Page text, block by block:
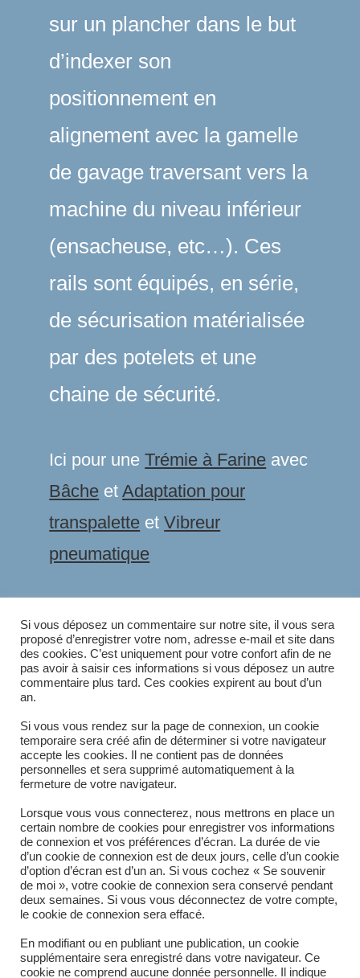
sur un plancher dans le but
d’indexer son
positionnement en
alignement avec la gamelle
de gavage traversant vers la
machine du niveau inférieur
(ensacheuse, etc…). Ces
rails sont équipés, en série,
de sécurisation matérialisée
par des potelets et une
chaine de sécurité.
Ici pour uneTrémie à Farine avec
Bâche etAdaptation pour
transpalette etVibreur
pneumatique
ÉTIQUETTES : INDUSTRIE
READ
MORE
Article précédent
Article suivant
Manchon de ventilation
Si vous déposez un commentaire sur notre site, il vous sera
proposé d’enregistrer votre nom, adresse e-mail et site dans
des cookies. C’est uniquement pour votre confort afin de ne
pas avoir à saisir ces informations si vous déposez un autre
commentaire plus tard. Ces cookies expirent au bout d’un
an.
Si vous vous rendez sur la page de connexion, un cookie
temporaire sera créé afin de déterminer si votre navigateur
accepte les cookies. Il ne contient pas de données
personnelles et sera supprimé automatiquement à la
fermeture de votre navigateur.
Lorsque vous vous connecterez, nous mettrons en place un
certain nombre de cookies pour enregistrer vos informations
de connexion et vos préférences d’écran. La durée de vie
d’un cookie de connexion est de deux jours, celle d’un cookie
d’option d’écran est d’un an. Si vous cochez « Se souvenir
de moi », votre cookie de connexion sera conservé pendant
deux semaines. Si vous vous déconnectez de votre compte,
le cookie de connexion sera effacé.
En modifiant ou en publiant une publication, un cookie
supplémentaire sera enregistré dans votre navigateur. Ce
cookie ne comprend aucune donnée personnelle. Il indique